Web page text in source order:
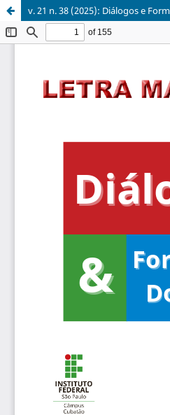
v. 21 n. 38 (2025): Diálogos e